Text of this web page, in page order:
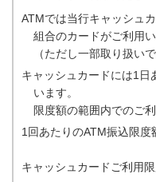
ATMでは当行キャッシュ
組合のカードがご利用い
（ただし一部取り扱い
キャッシュカードには1日
います。
限度額の範囲内でのご
1回あたりのATM振込限度
キャッシュカードご利用